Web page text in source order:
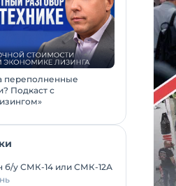
переполненные
Подкаст с
б/у СМК-14 или СМК-12А